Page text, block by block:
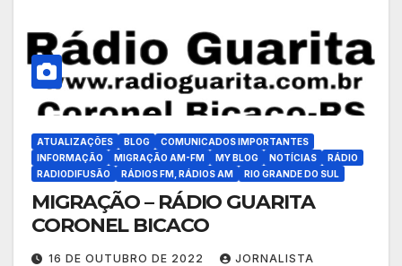
ATUALIZAÇÕES BLOG
COMUNICADOS IMPORTANTES
INFORMAÇÃO
MIGRAÇÃO AM-FM MY BLOG NOTÍCIAS
RÁDIO
RADIODIFUSÃO
RÁDIOS FM, RÁDIOS AM RIO GRANDE DO SUL
MIGRAÇÃO – RÁDIO GUARITA
CORONEL BICACO
16 DE OUTUBRO DE 2022
JORNALISTA